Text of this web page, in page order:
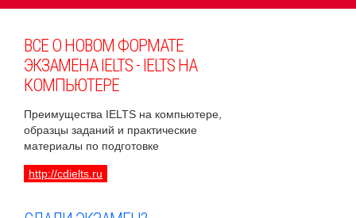
ВСЕ О НОВОМ ФОРМАТЕ
ЭКЗАМЕНА IELTS - IELTS НА
КОМПЬЮТЕРЕ
Преимущества IELTS на компьютере,
образцы заданий и практические
материалы по подготовке
http://cdielts.ru